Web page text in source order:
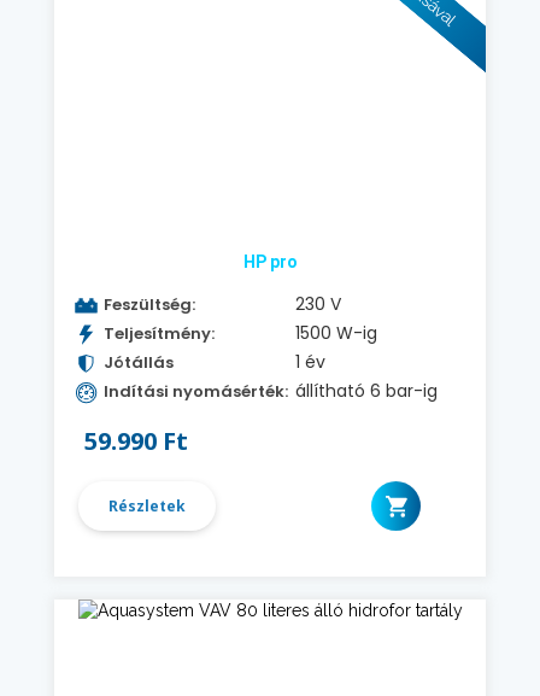
HP pro
Feszültség: 230 V
Teljesítmény: 1500 W-ig
Jótállás 1 év
Indítási nyomásérték: állítható 6 bar-ig
59.990 Ft
Részletek